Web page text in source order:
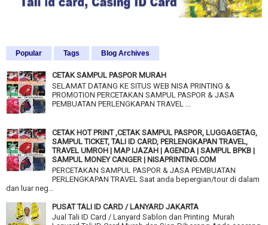
Popular Tags Blog Archives
CETAK SAMPUL PASPOR MURAH
SELAMAT DATANG KE SITUS WEB NISA PRINTING &
PROMOTION PERCETAKAN SAMPUL PASPOR & JASA
PEMBUATAN PERLENGKAPAN TRAVEL ...
CETAK HOT PRINT ,CETAK SAMPUL PASPOR, LUGGAGETAG,
SAMPUL TICKET, TALI ID CARD, PERLENGKAPAN TRAVEL,
TRAVEL UMROH | MAP IJAZAH | AGENDA | SAMPUL BPKB |
SAMPUL MONEY CANGER | NISAPRINTING.COM
PERCETAKAN SAMPUL PASPOR & JASA PEMBUATAN
PERLENGKAPAN TRAVEL Saat anda bepergian/tour di dalam
dan luar neg...
PUSAT TALI ID CARD / LANYARD JAKARTA
Jual Tali ID Card / Lanyard Sablon dan Printing Murah